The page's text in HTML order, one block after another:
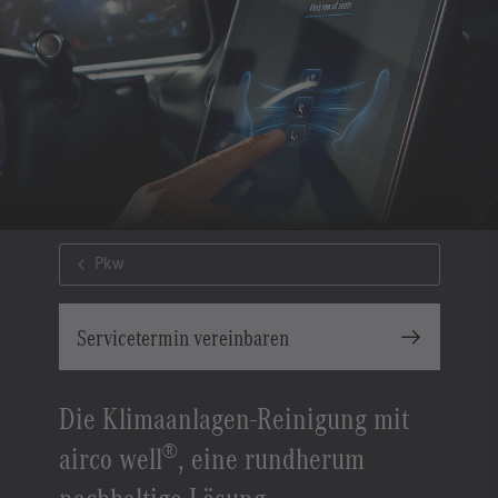
Pkw
Servicetermin vereinbaren
Die Klimaanlagen-Reinigung mit
airco well®, eine rundherum